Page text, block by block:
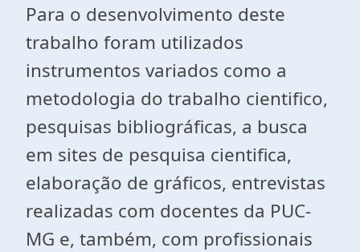
Para o desenvolvimento deste
trabalho foram utilizados
instrumentos variados como a
metodologia do trabalho cientifico,
pesquisas bibliográficas, a busca
em sites de pesquisa cientifica,
elaboração de gráficos, entrevistas
realizadas com docentes da PUC-
MG e, também, com profissionais